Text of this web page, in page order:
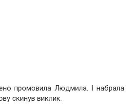
промовила Людмила. І набрала
скинув виклик.